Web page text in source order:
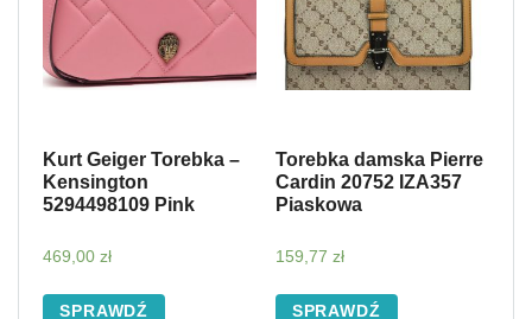
Kurt Geiger Torebka –
Kensington
5294498109 Pink
469,00 zł
SPRAWDŹ
Torebka damska Pierre
Cardin 20752 IZA357
Piaskowa
159,77 zł
SPRAWDŹ